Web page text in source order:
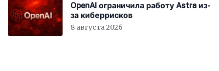
OpenAI ограничила работу Astra из-
за киберрисков
8 августа 2026